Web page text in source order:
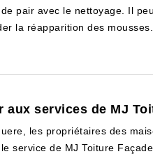
pair avec le nettoyage. Il
la réapparition des
aux services de MJ
les propriétaires des
service de MJ Toiture